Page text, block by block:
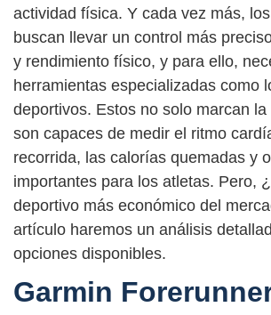
actividad física. Y cada vez más,
buscan llevar un control más
y rendimiento físico, y para ello,
herramientas especializadas como
deportivos. Estos no solo marcan
son capaces de medir el ritmo
recorrida, las calorías quemadas y
importantes para los atletas. Pero,
deportivo más económico del
artículo haremos un análisis
opciones disponibles.
Garmin